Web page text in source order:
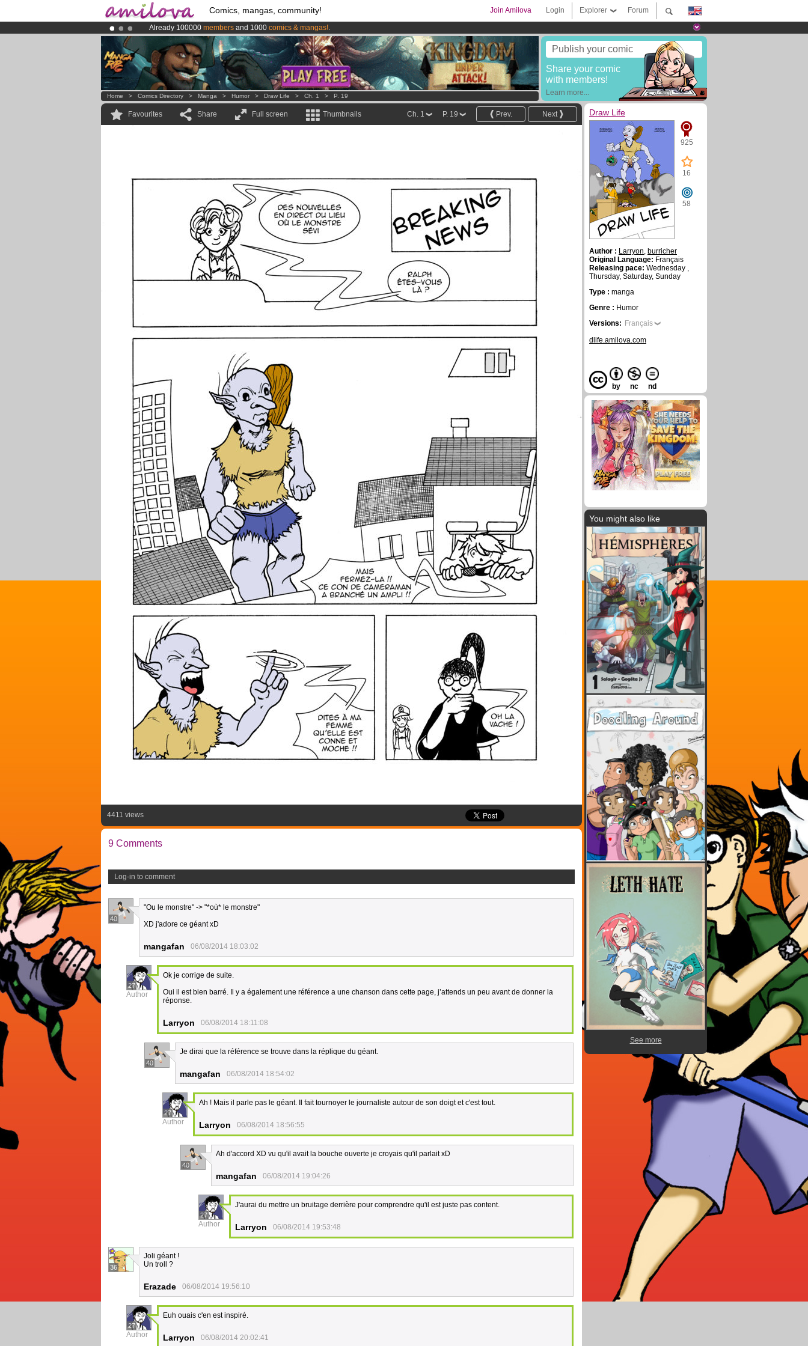
Comics, mangas, community! Forum
Explorer
Login
Join Amilova
Already 100000 members and 1000 comics & mangas!.
Premium membership from3.95 eurosper month !Get membership now
AmilovaKickstarter is now LIVE!.
Publish your comic
Share your comic
with members!
Learn more...
Home > Comics Directory > Manga > Humor > Draw Life > Ch. 1 > P. 19
Favourites Share Full screen Thumbnails Next
Prev.
P. 19
Ch. 1
4411 views
9 Comments
Log-in to comment
40
"Ou le monstre" -> "*où* le monstre"
XD j'adore ce géant xD
mangafan 06/08/2014 18:03:02
27
Author
Ok je corrige de suite.
Oui il est bien barré. Il y a également une référence a une chanson dans cette page, j’attends un peu avant de donner la
réponse.
Larryon 06/08/2014 18:11:08
40
Je dirai que la référence se trouve dans la réplique du géant.
mangafan 06/08/2014 18:54:02
27
Author
Ah ! Mais il parle pas le géant. Il fait tournoyer le journaliste autour de son doigt et c'est tout.
Larryon 06/08/2014 18:56:55
40
Ah d'accord XD vu qu'il avait la bouche ouverte je croyais qu'il parlait xD
mangafan 06/08/2014 19:04:26
27
Author
J'aurai du mettre un bruitage derrière pour comprendre qu'il est juste pas content.
Larryon 06/08/2014 19:53:48
36
Joli géant !
Un troll ?
Erazade 06/08/2014 19:56:10
27
Author
Euh ouais c'en est inspiré.
Larryon 06/08/2014 20:02:41
Draw Life
925
16
58
Author : Larryon, burricher
Original Language: Français
Releasing pace: Wednesday ,
Thursday, Saturday, Sunday
Type : manga
Genre : Humor
Versions: Français
dlife.amilova.com
by nc nd
You might also like
See more